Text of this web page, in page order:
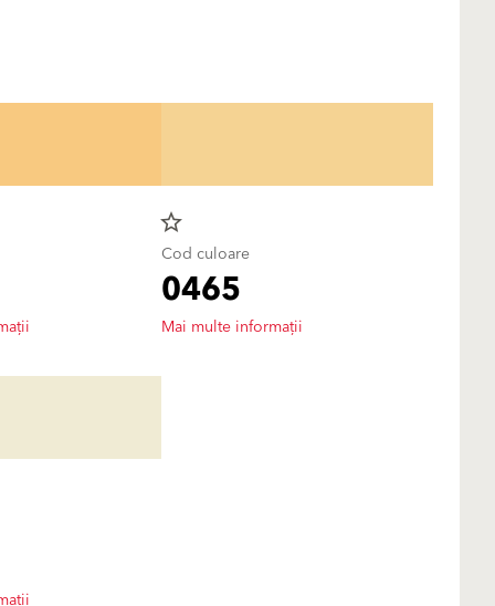
star_border
Cod culoare
0465
Mai multe informații